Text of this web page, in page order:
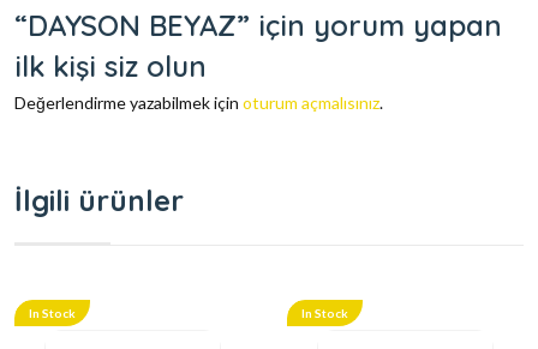
“DAYSON BEYAZ” için yorum yapan
ilk kişi siz olun
Değerlendirme yazabilmek için oturum açmalısınız.
İlgili ürünler
In Stock In Stock